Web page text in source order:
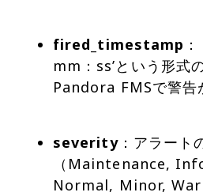
fired_timestamp
mm：ss’という形式
Pandora FMSで警告
severity：アラート
（Maintenance,
Normal, Minor,